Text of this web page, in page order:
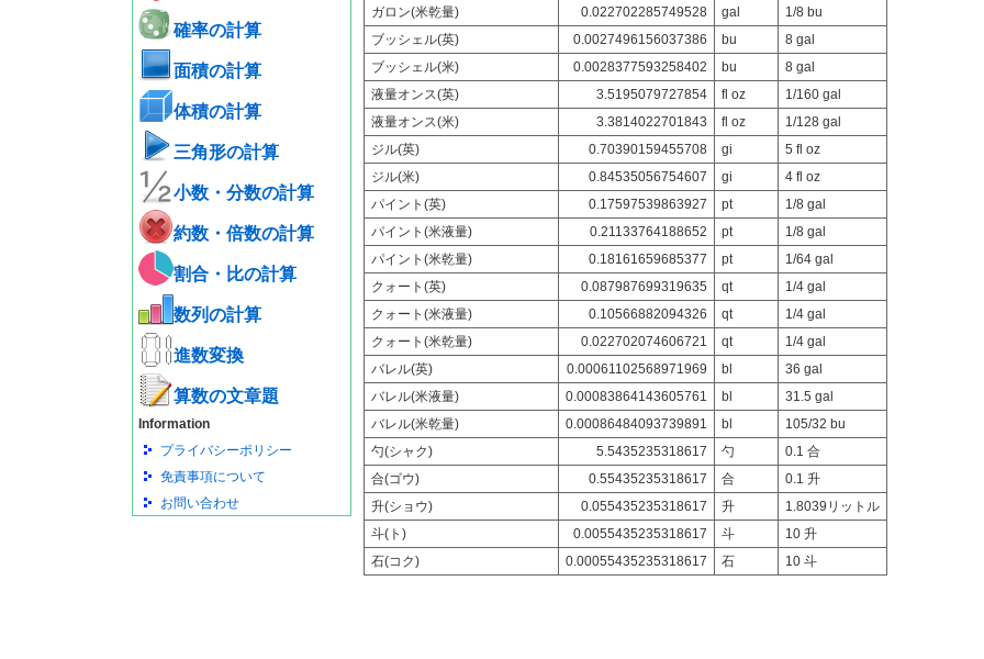
確率の計算
面積の計算
体積の計算
三角形の計算
小数・分数の計算
約数・倍数の計算
割合・比の計算
数列の計算
進数変換
算数の文章題
Information
プライバシーポリシー
免責事項について
お問い合わせ
ガロン(米乾量) 0.022702285749528 gal
1/8 bu
ブッシェル(英)
0.0027496156037386 bu
8 gal
ブッシェル(米)
0.0028377593258402 bu
8 gal
液量オンス(英)
3.5195079727854 fl oz
1/160 gal
液量オンス(米)
3.3814022701843 fl oz
1/128 gal
ジル(英)
0.70390159455708 gi
5 fl oz
ジル(米)
0.84535056754607 gi
4 fl oz
パイント(英)
0.17597539863927 pt
1/8 gal
パイント(米液量)
0.21133764188652 pt
1/8 gal
パイント(米乾量)
0.18161659685377 pt
1/64 gal
クォート(英)
0.087987699319635 qt
1/4 gal
クォート(米液量)
0.10566882094326 qt
1/4 gal
クォート(米乾量)
0.022702074606721 qt
1/4 gal
バレル(英)
0.00061102568971969 bl
36 gal
バレル(米液量)
0.00083864143605761 bl
31.5 gal
バレル(米乾量)
0.00086484093739891 bl
105/32 bu
勺(シャク)
5.5435235318617 勺
0.1 合
合(ゴウ)
0.55435235318617 合
0.1 升
升(ショウ)
0.055435235318617 升
1.8039リットル
斗(ト)
0.0055435235318617 斗
10 升
石(コク)
0.00055435235318617 石 10 斗